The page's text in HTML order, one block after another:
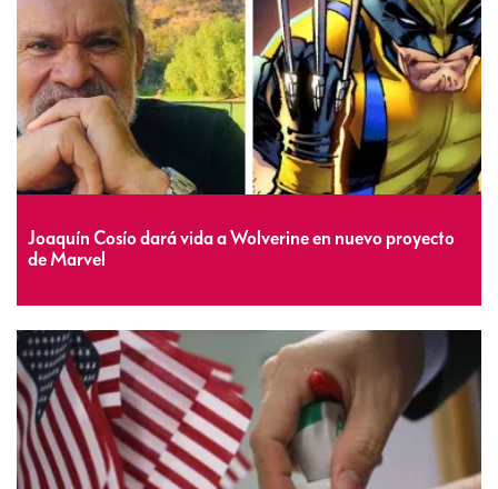
Joaquín Cosío dará vida a Wolverine en nuevo proyecto
de Marvel